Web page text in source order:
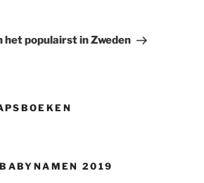
het populairst in Zweden
2019